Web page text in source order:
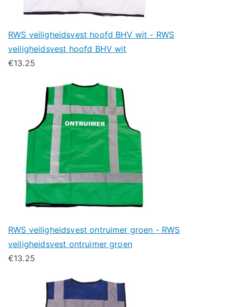
RWS veiligheidsvest hoofd BHV wit - RWS
veiligheidsvest hoofd BHV wit
€13.25
RWS veiligheidsvest ontruimer groen - RWS
veiligheidsvest ontruimer groen
€13.25